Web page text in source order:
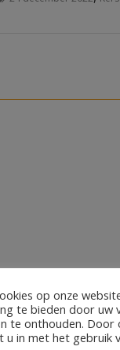
op onze
te bieden door uw
te onthouden. Door
u in met het gebruik